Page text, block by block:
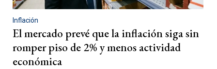
Inflación
El mercado prevé que la inflación siga sin
romper piso de 2% y menos actividad
económica